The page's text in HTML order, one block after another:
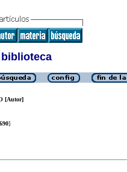
[Autor]
]